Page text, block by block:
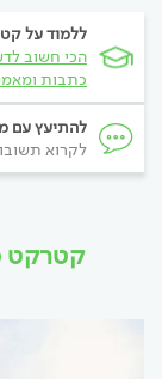
ללמוד על
הכי חשוב
כתבות
להתיעץ עם
לקרוא
קטרקט